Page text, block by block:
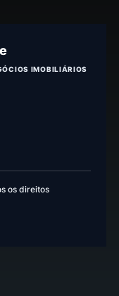
IMOBILIÁRIOS
os direitos